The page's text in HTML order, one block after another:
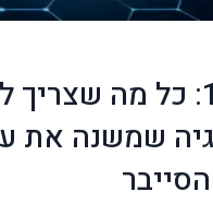
סנטינל 1: כל מה
שמשנה את